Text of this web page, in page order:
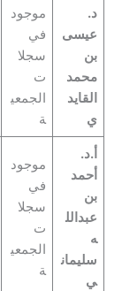
د.
عيسى
بن
محمد
القايد
ي
موجود
في
سجلا
ت
الجمعي
ة
أ.د.
أحمد
بن
عبدالل
ه
سليمان
ي
موجود
في
سجلا
ت
الجمعي
ة